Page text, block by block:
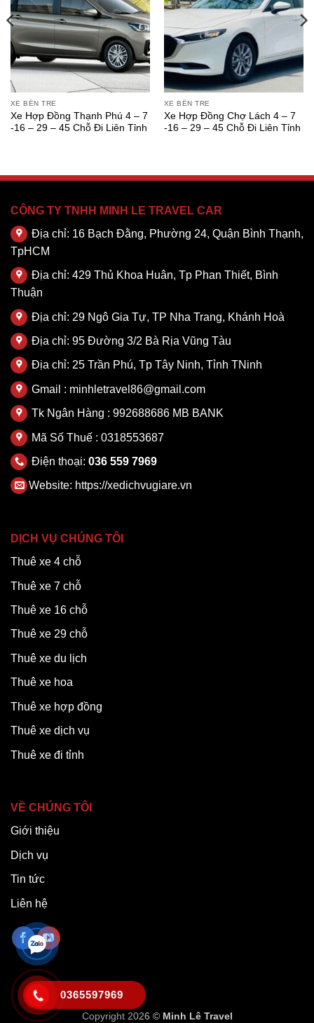
XE BẾN TRE
Xe Hợp Đồng Thạnh Phú 4 – 7
-16 – 29 – 45 Chỗ Đi Liên Tỉnh
XE BẾN TRE
Xe Hợp Đồng Chợ Lách 4 – 7
-16 – 29 – 45 Chỗ Đi Liên Tỉnh
CÔNG TY TNHH MINH LE TRAVEL CAR
Địa chỉ: 16 Bạch Đằng, Phường 24, Quận Bình Thạnh,
TpHCM
Địa chỉ: 429 Thủ Khoa Huân, Tp Phan Thiết, Bình
Thuận
Địa chỉ: 29 Ngô Gia Tự, TP Nha Trang, Khánh Hoà
Địa chỉ: 95 Đường 3/2 Bà Rịa Vũng Tàu
Địa chỉ: 25 Trần Phú, Tp Tây Ninh, Tỉnh TNinh
Gmail : minhletravel86@gmail.com
Tk Ngân Hàng : 992688686 MB BANK
Mã Số Thuế : 0318553687
Điện thoại: 036 559 7969
Website: https://xedichvugiare.vn
DỊCH VỤ CHÚNG TÔI
Thuê xe 4 chỗ
Thuê xe 7 chỗ
Thuê xe 16 chỗ
Thuê xe 29 chỗ
Thuê xe du lịch
Thuê xe hoa
Thuê xe hợp đồng
Thuê xe dịch vụ
Thuê xe đi tỉnh
VỀ CHÚNG TÔI
Giới thiệu
Dịch vụ
Tin tức
Liên hệ
Copyright 2026 © Minh Lê Travel
0365597969